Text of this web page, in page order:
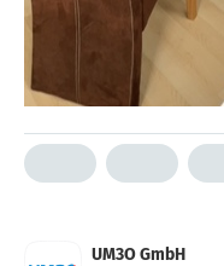
UM3O GmbH